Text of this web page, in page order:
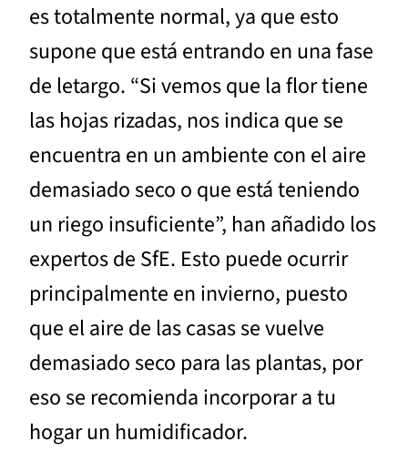
es totalmente normal, ya que esto
supone que está entrando en una fase
de letargo. “Si vemos que la flor tiene
las hojas rizadas, nos indica que se
encuentra en un ambiente con el aire
demasiado seco o que está teniendo
un riego insuficiente”, han añadido los
expertos de SfE. Esto puede ocurrir
principalmente en invierno, puesto
que el aire de las casas se vuelve
demasiado seco para las plantas, por
eso se recomienda incorporar a tu
hogar un humidificador.